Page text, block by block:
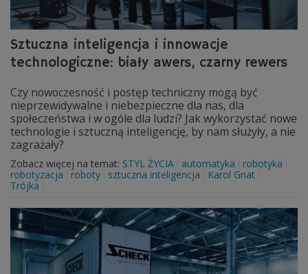
Sztuczna inteligencja i innowacje
technologiczne: biały awers, czarny rewers
Czy nowoczesność i postęp techniczny mogą być
nieprzewidywalne i niebezpieczne dla nas, dla
społeczeństwa i w ogóle dla ludzi? Jak wykorzystać nowe
technologie i sztuczną inteligencję, by nam służyły, a nie
zagrażały?
Zobacz więcej na temat: STYL ŻYCIA automatyka
robotyka
robotyzacja
roboty sztuczna inteligencja
Karol Gnat
Trójka